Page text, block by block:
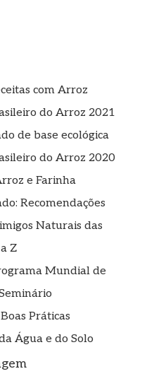
com Arroz
do Arroz 2021
de base ecológica
do Arroz 2020
e Farinha
Recomendações
Naturais das
Z
Mundial de
Práticas
Água e do Solo